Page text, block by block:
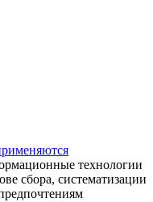
технологии
сбора, систематизации